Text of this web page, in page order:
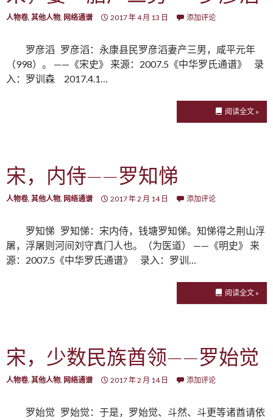
人物卷, 其他人物, 网络通谱 2017 年 4 月 13 日 添加评论
罗彦滔 罗彦滔：永康县民罗彦滔妻产三男，咸平元年
（998）。 ——《宋史》 来源：2007.5《中华罗氏通谱》 录
入：罗训森 2017.4.1…
阅读全文 »
宋，内侍——罗知悌
人物卷, 其他人物, 网络通谱 2017 年 2 月 14 日 添加评论
罗知悌 罗知悌：宋内侍，钱塘罗知悌。知悌得之荆山浮
屠，浮屠则河间刘守真门人也。（为医道） ——《明史》 来
源：2007.5《中华罗氏通谱》 录入：罗训…
阅读全文 »
宋，少数民族酋领——罗始觉
人物卷, 其他人物, 网络通谱 2017 年 2 月 14 日 添加评论
罗始觉 罗始觉：于是，罗始觉、斗然、斗更等诸酋请依